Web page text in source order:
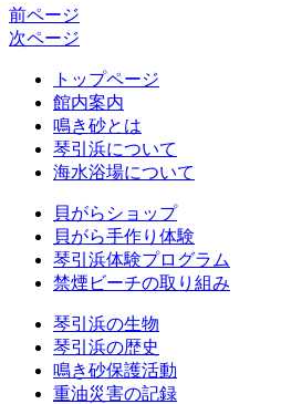
前ページ
次ページ
トップページ
館内案内
鳴き砂とは
琴引浜について
海水浴場について
貝がらショップ
貝がら手作り体験
琴引浜体験プログラム
禁煙ビーチの取り組み
琴引浜の生物
琴引浜の歴史
鳴き砂保護活動
重油災害の記録